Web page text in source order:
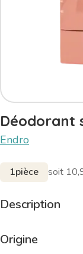
Déodorant
Endro
1pièce soit
Description
Origine